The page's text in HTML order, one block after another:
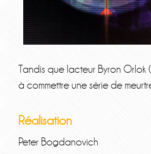
Tandis que lacteur Byron Orlok
à commettre une série de
Réalisation
Peter Bogdanovich